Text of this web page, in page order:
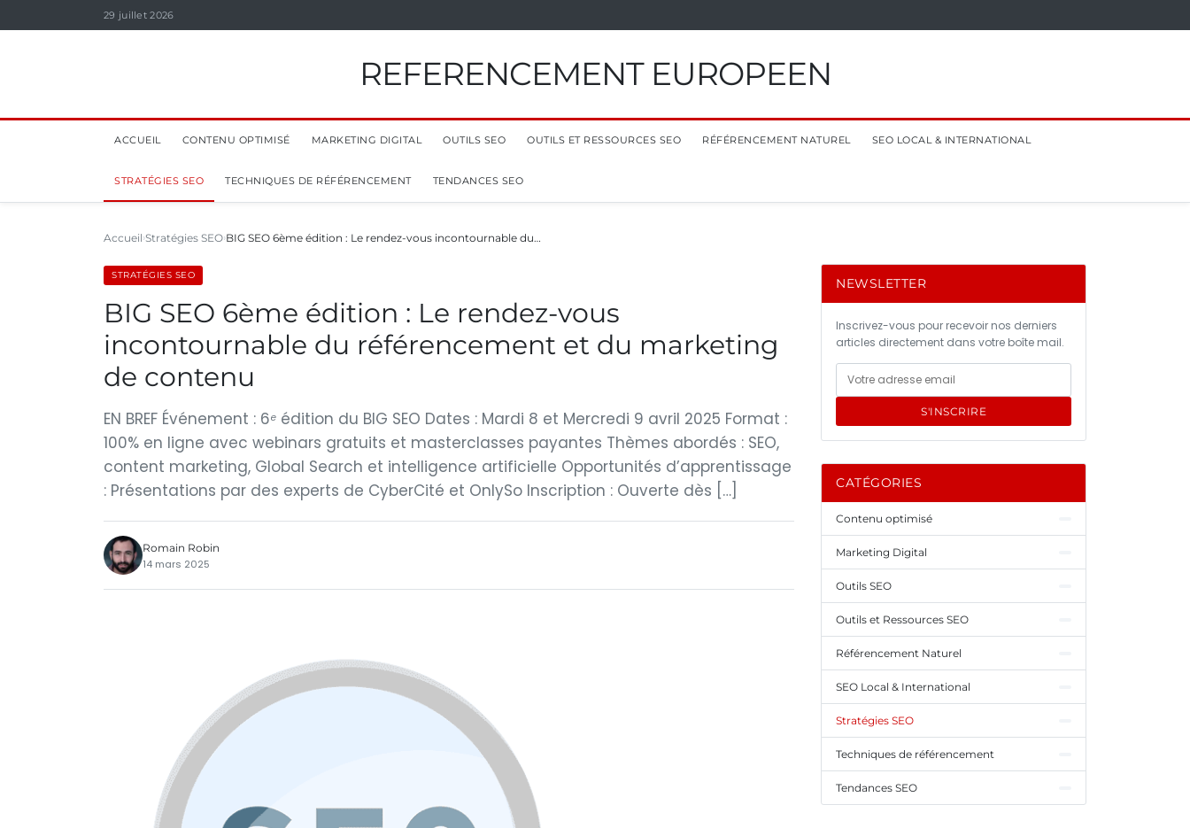
29 juillet 2026
REFERENCEMENT EUROPEEN
ACCUEIL CONTENU OPTIMISÉ MARKETING DIGITAL OUTILS SEO OUTILS ET RESSOURCES SEO RÉFÉRENCEMENT NATUREL SEO LOCAL & INTERNATIONAL
STRATÉGIES SEO TECHNIQUES DE RÉFÉRENCEMENT TENDANCES SEO
Accueil Stratégies SEO BIG SEO 6ème édition : Le rendez-vous incontournable du…
STRATÉGIES SEO
BIG SEO 6ème édition : Le rendez-vous
incontournable du référencement et du marketing
de contenu
EN BREF Événement : 6ᵉ édition du BIG SEO Dates : Mardi 8 et Mercredi 9 avril 2025 Format :
100% en ligne avec webinars gratuits et masterclasses payantes Thèmes abordés : SEO,
content marketing, Global Search et intelligence artificielle Opportunités d’apprentissage
: Présentations par des experts de CyberCité et OnlySo Inscription : Ouverte dès […]
Romain Robin
14 mars 2025
NEWSLETTER
Inscrivez-vous pour recevoir nos derniers
articles directement dans votre boîte mail.
S'INSCRIRE
CATÉGORIES
Contenu optimisé
Marketing Digital
Outils SEO
Outils et Ressources SEO
Référencement Naturel
SEO Local & International
Stratégies SEO
Techniques de référencement
Tendances SEO